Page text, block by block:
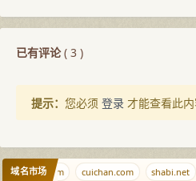
已有评论( 3 )
提示： 您必须 登录 才能查看此内
域名市场
xiangyao.com cuichan.com shabi.net